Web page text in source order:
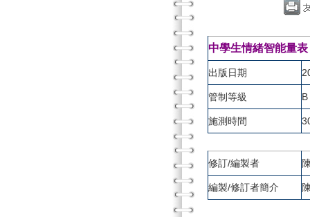
中學生情緒智能量
出版日期
管制等級 B
施測時間
修訂/編製者
編製/修訂者簡介